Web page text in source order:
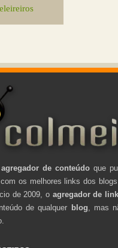
agregador de conteúdo que
os melhores links dos
de 2009, o agregador de
de qualquer blog , mas